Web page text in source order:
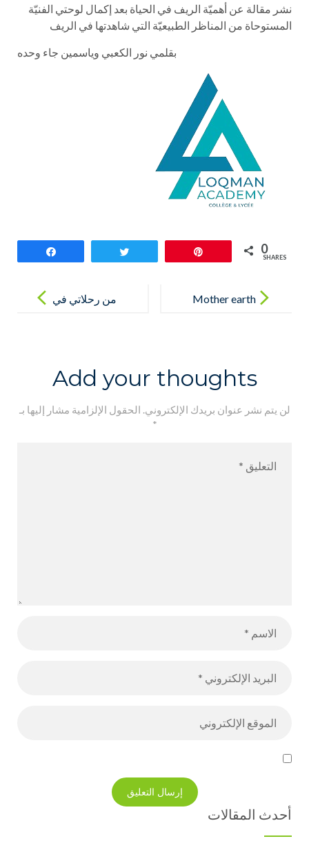
نشر مقالة عن أهميّة الريف في الحياة بعد إكمال لوحتي الفنيّة
المستوحاة من المناظر الطبيعيّة التي شاهدتها في الريف
0
SHARES
navigation
‎من رحلاتي في
Mother earth
Add your thoughts
لن يتم نشر عنوان بريدك الإلكتروني. الحقول الإلزامية مشار إليها بـ
*
أحدث المقالات